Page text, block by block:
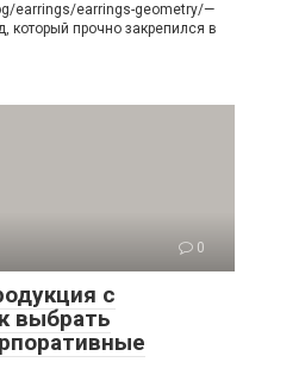
earrings/earrings-geometry/—
который прочно закрепился в
0
с
выбрать